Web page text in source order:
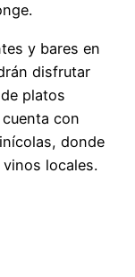
y bares en
disfrutar
platos
con
donde
locales.